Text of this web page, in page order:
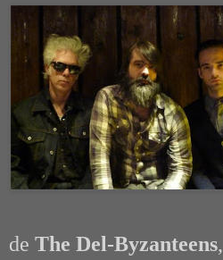
de The Del-Byzanteens,